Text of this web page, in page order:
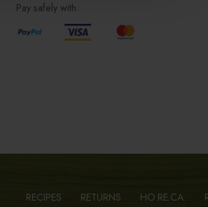
Pay safely with:
RECIPES RETURNS HO.RE.CA.